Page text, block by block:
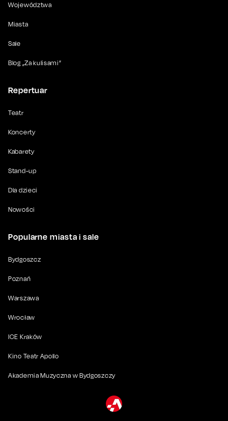
Województwa
Miasta
Sale
Blog „Za kulisami”
Repertuar
Teatr
Koncerty
Kabarety
Stand-up
Dla dzieci
Nowości
Popularne miasta i sale
Bydgoszcz
Poznań
Warszawa
Wrocław
ICE Kraków
Kino Teatr Apollo
Akademia Muzyczna w Bydgoszczy